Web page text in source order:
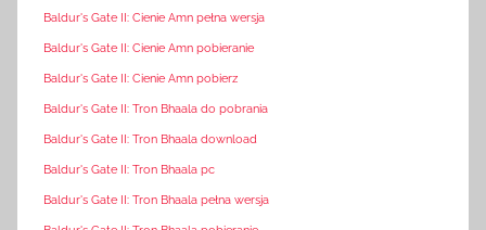
Baldur's Gate II: Cienie Amn pełna wersja
Baldur's Gate II: Cienie Amn pobieranie
Baldur's Gate II: Cienie Amn pobierz
Baldur's Gate II: Tron Bhaala do pobrania
Baldur's Gate II: Tron Bhaala download
Baldur's Gate II: Tron Bhaala pc
Baldur's Gate II: Tron Bhaala pełna wersja